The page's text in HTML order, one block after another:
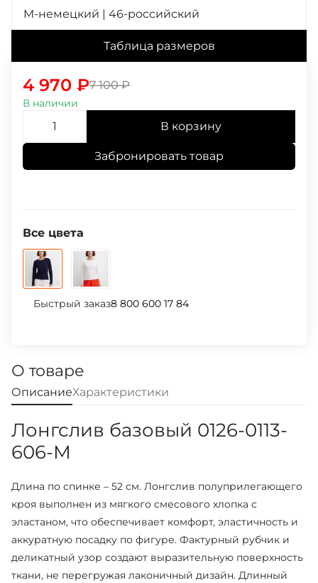
M-немецкий | 46-российский
Таблица размеров
7 100₽
4 970 ₽
В наличии
В корзину
Забронировать товар
Все цвета
Быстрый заказ8 800 600 17 84
О товаре
ОписаниеХарактеристики
Лонгслив базовый 0126-0113-
606-M
Длина по спинке – 52 см. Лонгслив полуприлегающего
кроя выполнен из мягкого смесового хлопка с
эластаном, что обеспечивает комфорт, эластичность и
аккуратную посадку по фигуре. Фактурный рубчик и
деликатный узор создают выразительную поверхность
ткани, не перегружая лаконичный дизайн. Длинный